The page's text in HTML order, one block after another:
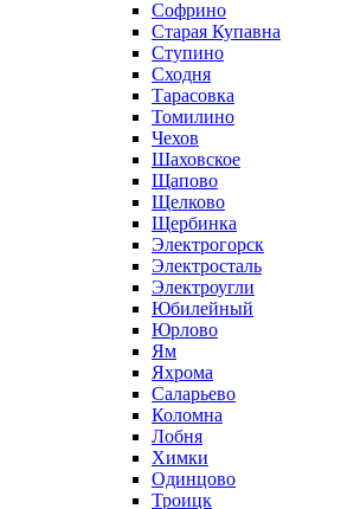
Софрино
Старая Купавна
Ступино
Сходня
Тарасовка
Томилино
Чехов
Шаховское
Щапово
Щелково
Щербинка
Электрогорск
Электросталь
Электроугли
Юбилейный
Юрлово
Ям
Яхрома
Саларьево
Коломна
Лобня
Химки
Одинцово
Троицк